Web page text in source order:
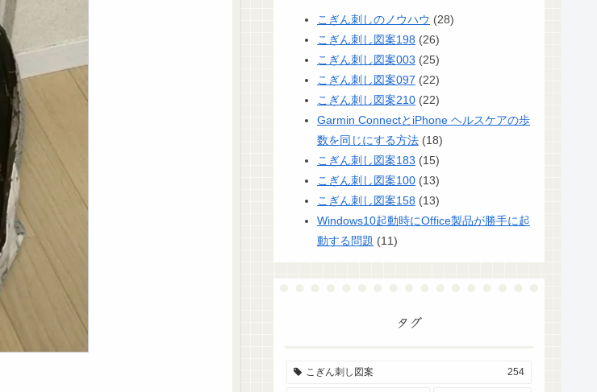
こぎん刺しのノウハウ (28)
こぎん刺し図案198 (26)
こぎん刺し図案003 (25)
こぎん刺し図案097 (22)
こぎん刺し図案210 (22)
Garmin ConnectとiPhone ヘルスケアの歩
数を同じにする方法 (18)
こぎん刺し図案183 (15)
こぎん刺し図案100 (13)
こぎん刺し図案158 (13)
Windows10起動時にOffice製品が勝手に起
動する問題 (11)
タグ
こぎん刺し図案 254